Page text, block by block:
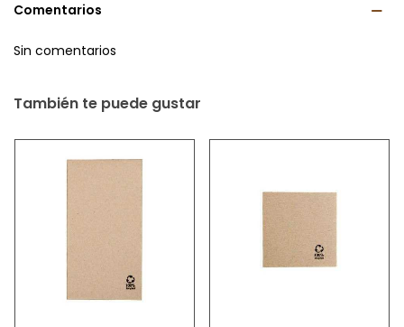
Comentarios
Sin comentarios
También te puede gustar